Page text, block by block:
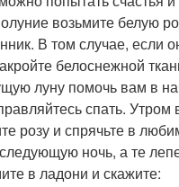
возьмите белую
В том случае, если
белоснежной
луну помочь вам в
спать. Утром
розу и спрячьте в
ночь, а те
в ладони и скажите: